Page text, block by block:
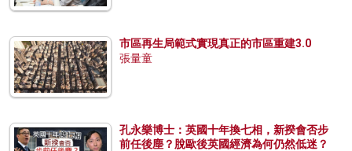
市區再生局範式實現真正的市區重建3.0
張量童
孔永樂博士：英國十年換七相，新揆會否步
前任後塵？脫歐後英國經濟為何仍然低迷？